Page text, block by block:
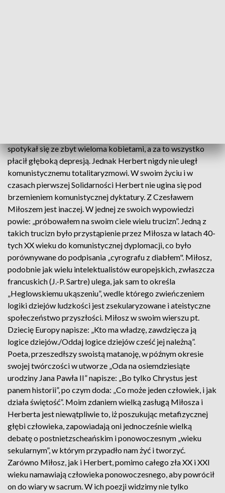
spotykał się ze zbyt wieloma kobietami, a za to wszystko
płacił głęboką depresją. Jednak Herbert nigdy nie uległ
komunistycznemu totalitaryzmowi. W swoim życiu i w
czasach pierwszej Solidarności Herbert nie ugina się pod
brzemieniem komunistycznej dyktatury. Z Czesławem
Miłoszem jest inaczej. W jednej ze swoich wypowiedzi
powie: „próbowałem na swoim ciele wielu trucizn”. Jedną z
takich trucizn było przystąpienie przez Miłosza w latach 40-
tych XX wieku do komunistycznej dyplomacji, co było
porównywane do podpisania „cyrografu z diabłem". Miłosz,
podobnie jak wielu intelektualistów europejskich, zwłaszcza
francuskich (J.-P. Sartre) ulega, jak sam to określa
„Heglowskiemu ukąszeniu”, wedle którego zwieńczeniem
logiki dziejów ludzkości jest zsekularyzowane i ateistyczne
społeczeństwo przyszłości. Miłosz w swoim wierszu pt.
Dziecię Europy napisze: „Kto ma władzę, zawdzięcza ją
logice dziejów./Oddaj logice dziejów cześć jej należną”.
Poeta, przeszedłszy swoistą matanoję, w późnym okresie
swojej twórczości w utworze „Oda na osiemdziesiąte
urodziny Jana Pawła II” napisze: „Bo tylko Chrystus jest
panem historii”, po czym doda: „Co może jeden człowiek, i jak
działa świętość”. Moim zdaniem wielką zasługą Miłosza i
Herberta jest niewątpliwie to, iż poszukując metafizycznej
głębi człowieka, zapowiadają oni jednocześnie wielką
debatę o postnietzscheańskim i ponowoczesnym „wieku
sekularnym”, w którym przypadło nam żyć i tworzyć.
Zarówno Miłosz, jak i Herbert, pomimo całego zła XX i XXI
wieku namawiają człowieka ponowoczesnego, aby powrócił
on do wiary w sacrum. W ich poezji widzimy nie tylko